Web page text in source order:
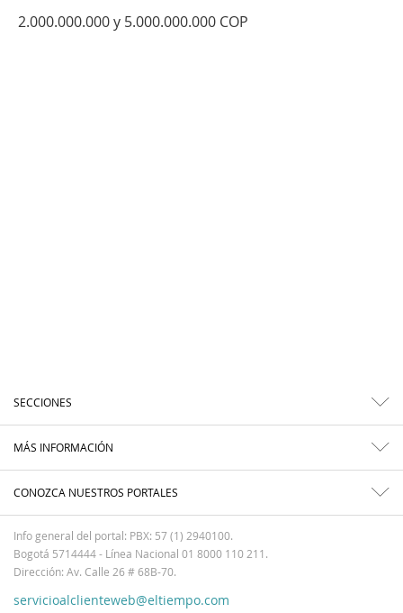
2.000.000.000 y 5.000.000.000 COP
SECCIONES
MÁS INFORMACIÓN
CONOZCA NUESTROS PORTALES
Info general del portal: PBX: 57 (1) 2940100.
Bogotá 5714444 - Línea Nacional 01 8000 110 211.
Dirección: Av. Calle 26 # 68B-70.
servicioalclienteweb@eltiempo.com